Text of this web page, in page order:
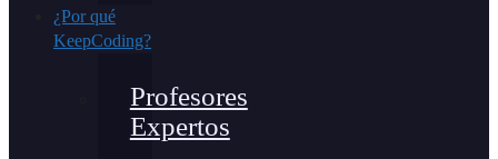
¿Por qué
KeepCoding?
Profesores
Expertos